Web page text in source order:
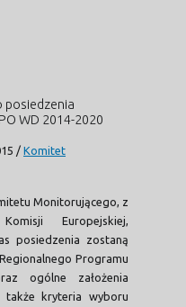
posiedzenia
WD 2014-2020
/ Komitet
Monitorującego, z
Europejskiej,
posiedzenia zostaną
Programu
ogólne założenia
także kryteria wyboru